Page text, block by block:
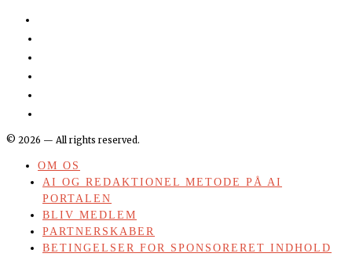
© 2026 — All rights reserved.
OM OS
AI OG REDAKTIONEL METODE PÅ AI
PORTALEN
BLIV MEDLEM
PARTNERSKABER
BETINGELSER FOR SPONSORERET INDHOLD